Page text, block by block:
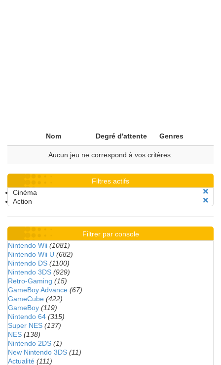
Nom Degré d'attente Genres
Aucun jeu ne correspond à vos critères.
Filtres actifs
Cinéma
Action
Filtrer par console
Nintendo Wii (1081)
Nintendo Wii U (682)
Nintendo DS (1100)
Nintendo 3DS (929)
Retro-Gaming (15)
GameBoy Advance (67)
GameCube (422)
GameBoy (119)
Nintendo 64 (315)
Super NES (137)
NES (138)
Nintendo 2DS (1)
New Nintendo 3DS (11)
Actualité (111)